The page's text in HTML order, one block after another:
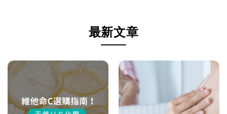
最新文章